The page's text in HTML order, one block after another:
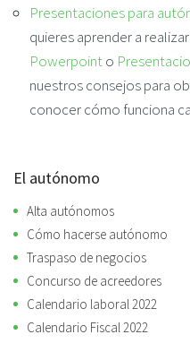
Presentaciones para
quieres aprender a
Powerpointo
nuestros consejos para
conocer cómo funciona
El autónomo
Alta autónomos
Cómo hacerse autónomo
Traspaso de negocios
Concurso de acreedores
Calendario laboral 2022
Calendario Fiscal 2022